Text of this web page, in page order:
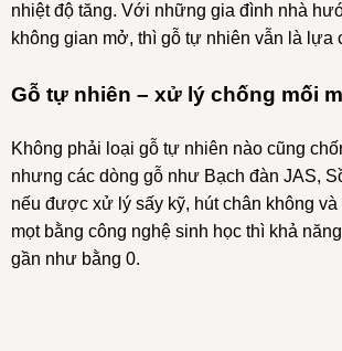
nhiệt độ tăng. Với những gia đình nhà
không gian mở, thì gỗ tự nhiên vẫn là lựa
Gỗ tự nhiên – xử lý chống mối
Không phải loại gỗ tự nhiên nào cũng
nhưng các dòng gỗ như Bạch đàn JAS,
nếu được xử lý sấy kỹ, hút chân không và
mọt bằng công nghệ sinh học thì khả
gần như bằng 0.